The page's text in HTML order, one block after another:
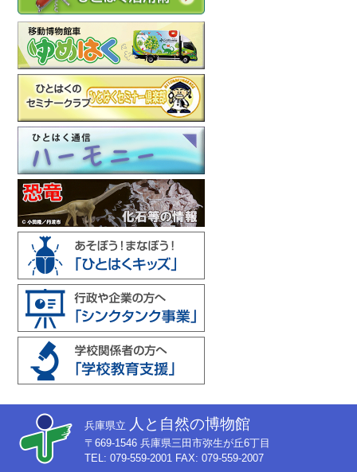
兵庫県立 人と自然の博物館
〒669-1546 兵庫県三田市弥生が丘6丁目
TEL: 079-559-2001 FAX: 079-559-2007